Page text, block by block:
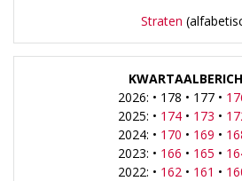
Straten
2026: • 178 • 177 •
2025: • 174• 173 •
2024: • 170 • 169 •
2023: • 166 • 165 •
2022: • 162• 161 •